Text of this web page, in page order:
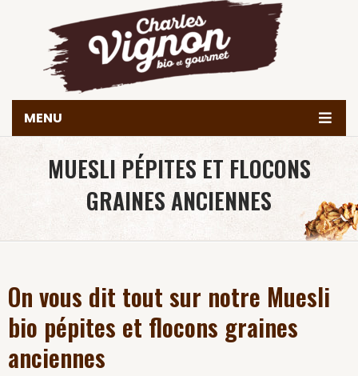
MENU
Accueil
Contact
Achetez en ligne
MUESLI PÉPITES ET FLOCONS
GRAINES ANCIENNES
On vous dit tout sur notre Muesli
bio pépites et flocons graines
anciennes